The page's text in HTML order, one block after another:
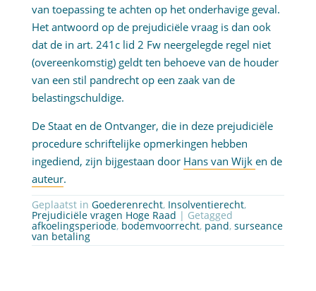
van toepassing te achten op het onderhavige geval.
Het antwoord op de prejudiciële vraag is dan ook
dat de in art. 241c lid 2 Fw neergelegde regel niet
(overeenkomstig) geldt ten behoeve van de houder
van een stil pandrecht op een zaak van de
belastingschuldige.
De Staat en de Ontvanger, die in deze prejudiciële
procedure schriftelijke opmerkingen hebben
ingediend, zijn bijgestaan door Hans van Wijk en de
auteur.
Geplaatst in Goederenrecht, Insolventierecht,
Prejudiciële vragen Hoge Raad | Getagged
afkoelingsperiode, bodemvoorrecht, pand, surseance
van betaling